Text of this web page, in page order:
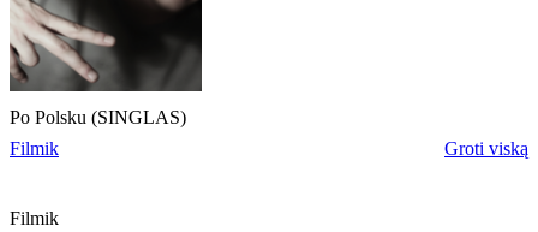
Po Polsku (SINGLAS)
Filmik
Groti viską
Filmik